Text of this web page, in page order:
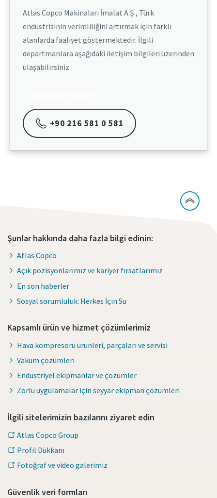
Atlas Copco Makinaları İmalat A.Ş., Türk
endüstrisinin verimliliğini artırmak için farklı
alanlarda faaliyet göstermektedir. İlgili
departmanlara aşağıdaki iletişim bilgileri üzerinden
ulaşabilirsiniz.​
+90 216 581 0 581
Şunlar hakkında daha fazla bilgi edinin:
Atlas Copco
Açık pozisyonlarımız ve kariyer fırsatlarımız
En son haberler
Sosyal sorumluluk: Herkes İçin Su
Kapsamlı ürün ve hizmet çözümlerimiz
Hava kompresörü ürünleri, parçaları ve servisi
Vakum çözümleri
Endüstriyel ekipmanlar ve çözümler
Zorlu uygulamalar için seyyar ekipman çözümleri
İlgili sitelerimizin bazılarını ziyaret edin
Atlas Copco Group
Profil Dükkanı
Fotoğraf ve video galerimiz
Güvenlik veri formları